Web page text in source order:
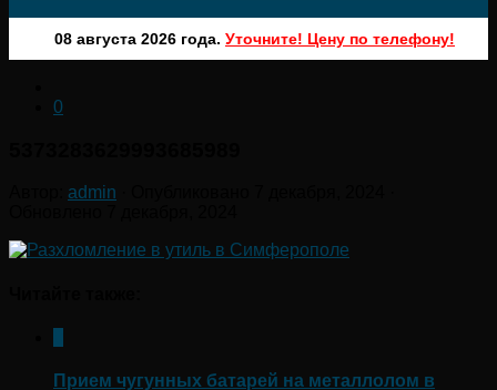
08 августа 2026 года. Уточните! Цену по телефону!
0
admin
Прием чугунных батарей на металлолом в